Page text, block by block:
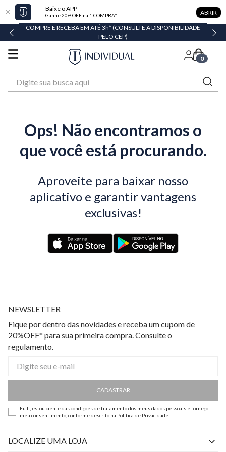
Baixe o APP
Ganhe 20% OFF na 1 COMPRA* ABRIR
COMPRE E RECEBA EM ATÉ 3h* (CONSULTE A DISPONIBILIDADE
PELO CEP)
0
Ops! Não encontramos o
que você está procurando.
Aproveite para baixar nosso
aplicativo e garantir vantagens
exclusivas!
NEWSLETTER
Fique por dentro das novidades e receba um cupom de
20%OFF* para sua primeira compra. Consulte o
regulamento.
CADASTRAR
Eu li, estou ciente das condições de tratamento dos meus dados pessoais e forneço
meu consentimento, conforme descrito na Política de Privacidade
LOCALIZE UMA LOJA